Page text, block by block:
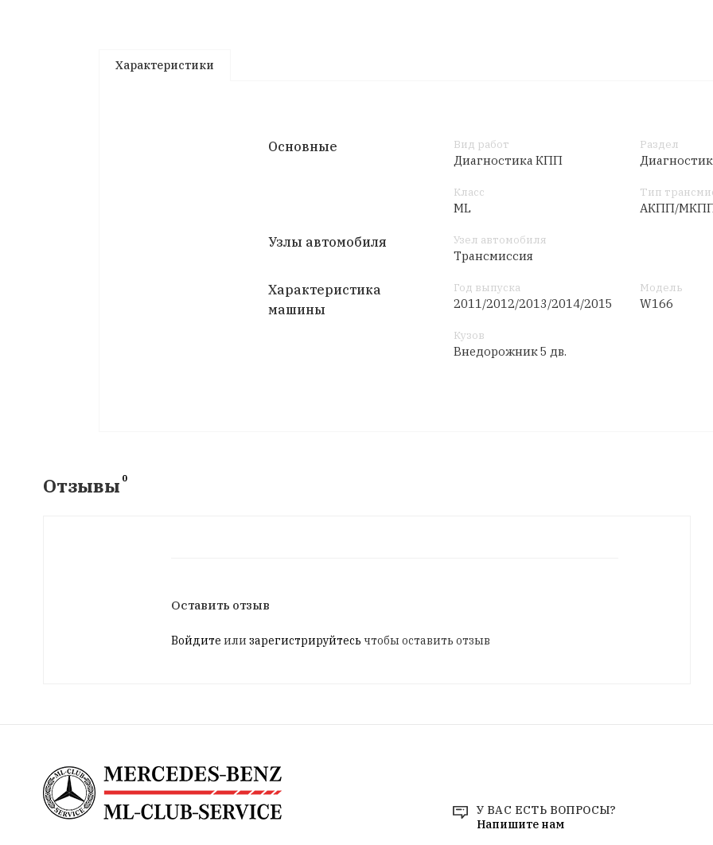
Характеристики
Основные Вид работ
Диагностика КПП
Класс
ML
Раздел
Тип
AКПП/
Узлы автомобиля Узел автомобиля
Трансмиссия
Характеристика
машины
Год выпуска
2011/2012/2013/2014/2015
Кузов
Внедорожник 5 дв.
Модель
W166
Отзывы 0
Оставить отзыв
Войдите или зарегистрируйтесь чтобы оставить отзыв
У ВАС ЕСТЬ ВОПРОСЫ?
Напишите нам